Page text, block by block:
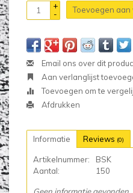
+
-
Toevoegen
Email ons over dit
Aan verlanglijst
Toevoegen om te
Afdrukken
Informatie Reviews (0)
Artikelnummer:
BSK
Aantal:
150